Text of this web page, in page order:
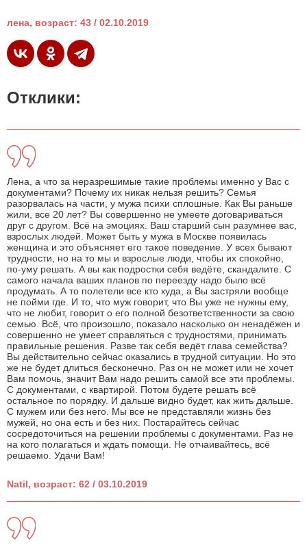
лена, возраст: 43 / 02.10.2019
Отклики:
Лена, а что за неразрешимые такие проблемы именно у Вас с
документами? Почему их никак нельзя решить? Семья
разорвалась на части, у мужа психи сплошные. Как Вы раньше
жили, все 20 лет? Вы совершенно не умеете договариваться
друг с другом. Всё на эмоциях. Ваш старший сын разумнее вас,
взрослых людей. Может быть у мужа в Москве появилась
женщина и это объясняет его такое поведение. У всех бывают
трудности, но на то мы и взрослые люди, чтобы их спокойно,
по-уму решать. А вы как подростки себя ведёте, скандалите. С
самого начала ваших планов по переезду надо было всё
продумать. А то полетели все кто куда, а Вы застряли вообще
не пойми где. И то, что муж говорит, что Вы уже не нужны ему,
что не любит, говорит о его полной безответственности за свою
семью. Всё, что произошло, показало насколько он ненадёжен и
совершенно не умеет справляться с трудностями, принимать
правильные решения. Разве так себя ведёт глава семейства?
Вы действительно сейчас оказались в трудной ситуации. Но это
же не будет длиться бесконечно. Раз он не может или не хочет
Вам помочь, значит Вам надо решить самой все эти проблемы.
С документами, с квартирой. Потом будете решать всё
остальное по порядку. И дальше видно будет, как жить дальше.
С мужем или без него. Мы все не представляли жизнь без
мужей, но она есть и без них. Постарайтесь сейчас
сосредоточиться на решении проблемы с документами. Раз не
на кого полагаться и ждать помощи. Не отчаивайтесь, всё
решаемо. Удачи Вам!
Natil, возраст: 62 / 03.10.2019